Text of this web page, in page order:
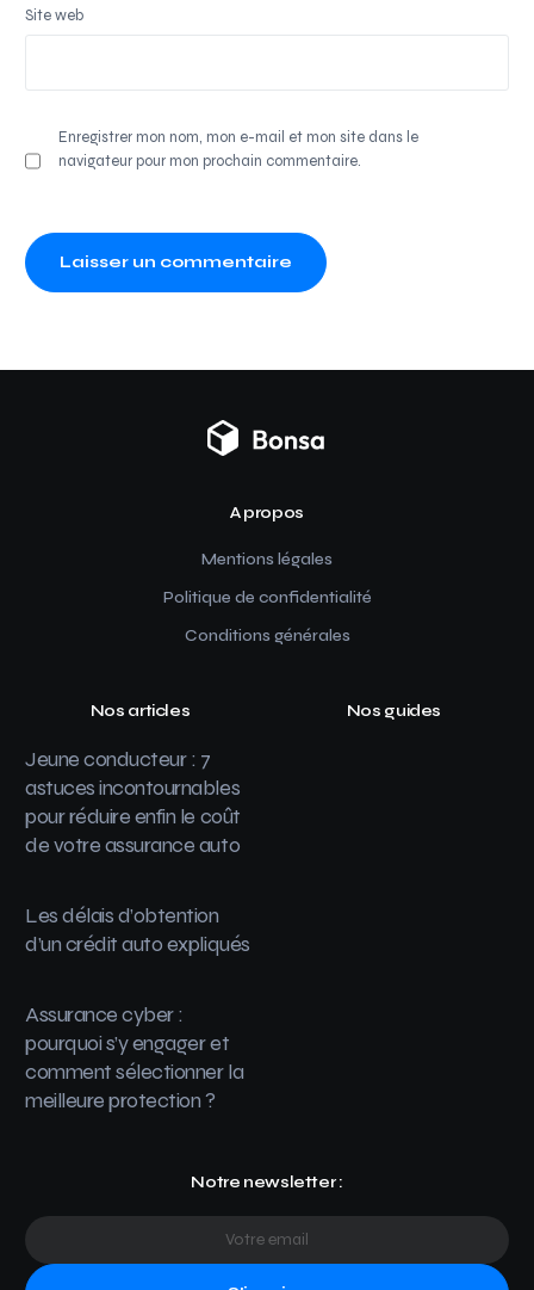
Site web
Enregistrer mon nom, mon e-mail et mon site dans le
navigateur pour mon prochain commentaire.
A propos
Mentions légales
Politique de confidentialité
Conditions générales
Nos articles
Jeune conducteur : 7
astuces incontournables
pour réduire enfin le coût
de votre assurance auto
Les délais d’obtention
d’un crédit auto expliqués
Assurance cyber :
pourquoi s’y engager et
comment sélectionner la
meilleure protection ?
Nos guides
Notre newsletter :